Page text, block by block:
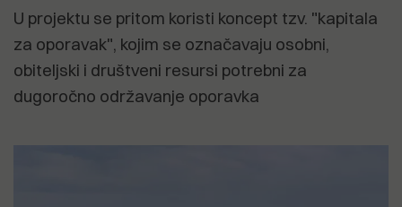
U projektu se pritom koristi koncept tzv. "kapitala
za oporavak", kojim se označavaju osobni,
obiteljski i društveni resursi potrebni za
dugoročno održavanje oporavka